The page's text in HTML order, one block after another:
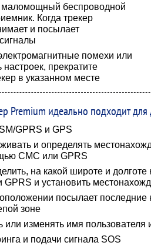
маломощный беспроводной
Когда трекер
и посылает
помехи или
прекратите
в указанном месте
Premium идеально подходит
GPRS и GPS
и определять
СМС или GPRS
на какой широте и долготе
и установить
посылает последние
зоне
или изменять имя пользователя
и подачи сигнала SOS